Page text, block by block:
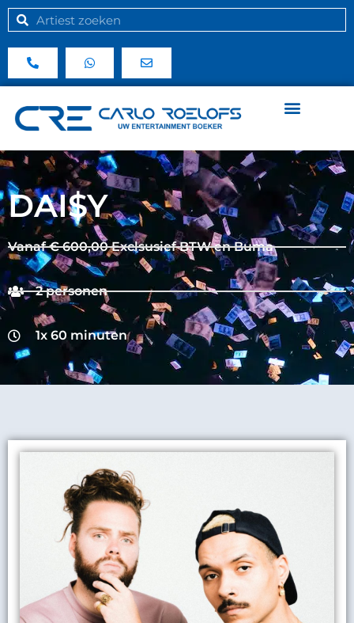
DAI$Y
Vanaf € 600,00 Exclsusief BTW en Buma
2 personen
1x 60 minuten